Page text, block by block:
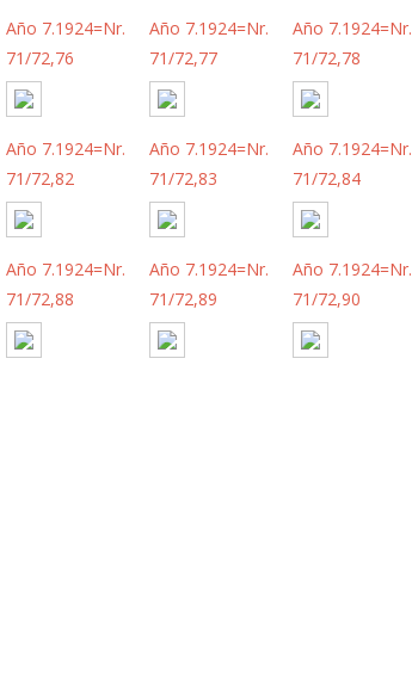
Año 7.1924=Nr.
71/72,76
Año 7.1924=Nr.
71/72,77
Año 7.1924=Nr.
71/72,78
Año 7.1924=Nr.
71/72,82
Año 7.1924=Nr.
71/72,83
Año 7.1924=Nr.
71/72,84
Año 7.1924=Nr.
71/72,88
Año 7.1924=Nr.
71/72,89
Año 7.1924=Nr.
71/72,90